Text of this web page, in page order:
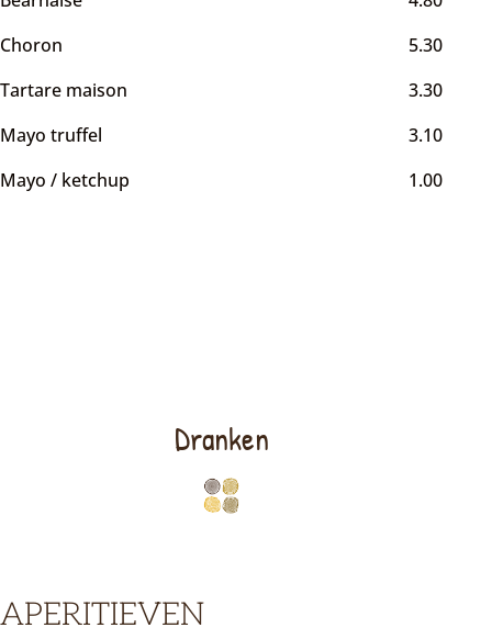
Choron
5.30
Tartare maison
3.30
Mayo truffel
3.10
Mayo / ketchup
1.00
Dranken
APERITIEVEN